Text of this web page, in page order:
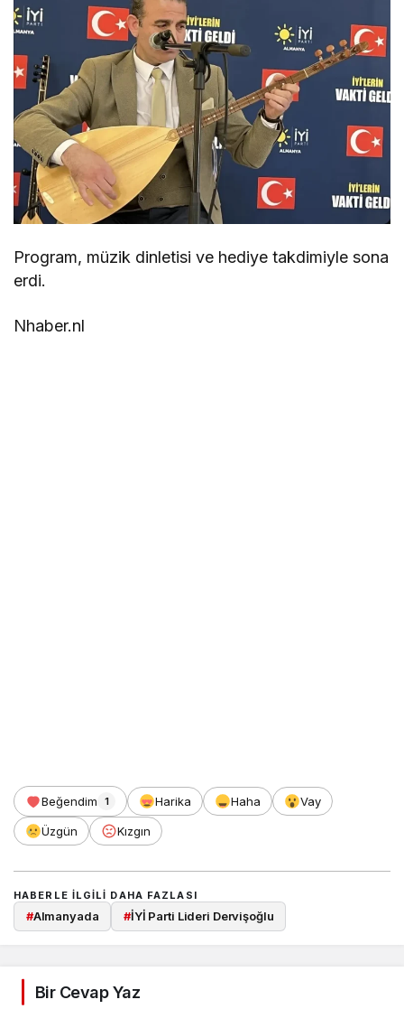
Program, müzik dinletisi ve hediye takdimiyle sona
erdi.
Nhaber.nl
Beğendim 1 Harika Haha Vay
Üzgün Kızgın
HABERLE ILGILI DAHA FAZLASI
#Almanyada #İYİ Parti Lideri Dervişoğlu
Bir Cevap Yaz